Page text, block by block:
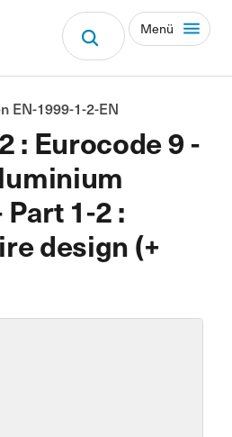
Menü
: Eurocode 9 -
1-2 :
design (+
EN-1999-1-2-EN